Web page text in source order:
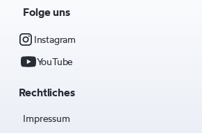
Folge uns
Instagram
YouTube
Rechtliches
Impressum